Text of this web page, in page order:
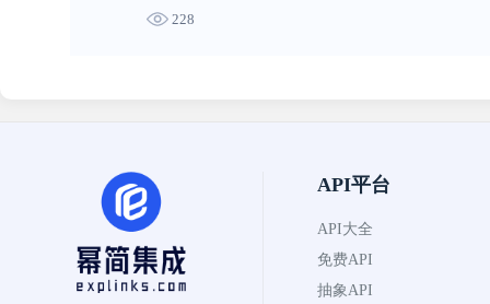
228
API平台
API大全
免费API
抽象API